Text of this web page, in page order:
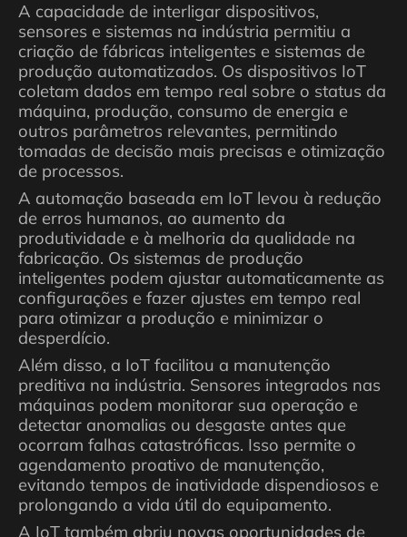
A capacidade de interligar dispositivos,
sensores e sistemas na indústria permitiu a
criação de fábricas inteligentes e sistemas de
produção automatizados. Os dispositivos IoT
coletam dados em tempo real sobre o status da
máquina, produção, consumo de energia e
outros parâmetros relevantes, permitindo
tomadas de decisão mais precisas e otimização
de processos.
A automação baseada em IoT levou à redução
de erros humanos, ao aumento da
produtividade e à melhoria da qualidade na
fabricação. Os sistemas de produção
inteligentes podem ajustar automaticamente as
configurações e fazer ajustes em tempo real
para otimizar a produção e minimizar o
desperdício.
Além disso, a IoT facilitou a manutenção
preditiva na indústria. Sensores integrados nas
máquinas podem monitorar sua operação e
detectar anomalias ou desgaste antes que
ocorram falhas catastróficas. Isso permite o
agendamento proativo de manutenção,
evitando tempos de inatividade dispendiosos e
prolongando a vida útil do equipamento.
A IoT também abriu novas oportunidades de